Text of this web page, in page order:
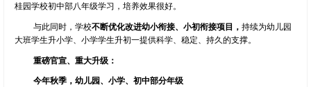
桂园学校初中部八年级学习，培养效果很好。
与此同时，学校不断优化改进幼小衔接、小初衔接项目， 持续为幼儿园
大班学生升小学、小学学生升初一提供科学、稳定、持久的支撑。
重磅官宣、重大升级：
今年秋季，幼儿园、小学、初中部分年级